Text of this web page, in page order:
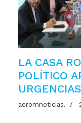
LA CASA
POLÍTICO
aeromnoticias.